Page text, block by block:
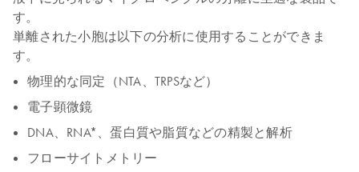
す。
単離された小胞は以下の分析に使用することができま
す。
物理的な同定（NTA、TRPSなど）
電子顕微鏡
DNA、RNA*、蛋白質や脂質などの精製と解析
フローサイトメトリー